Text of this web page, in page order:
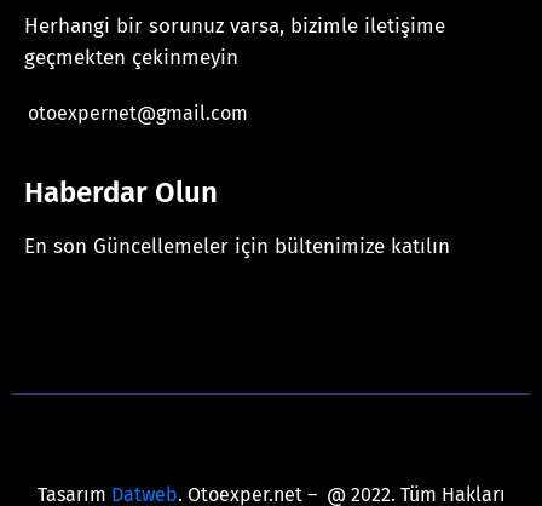
Herhangi bir sorunuz varsa, bizimle iletişime
geçmekten çekinmeyin
otoexpernet@gmail.com
Haberdar Olun
En son Güncellemeler için bültenimize katılın
Tasarım Datweb. Otoexper.net – @ 2022. Tüm Hakları